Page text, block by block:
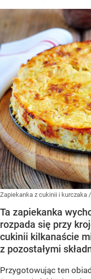
Zapiekanka z cukinii i kurczaka
Ta zapiekanka
rozpada się przy
cukinii kilkanaście
z pozostałymi
Przygotowując ten